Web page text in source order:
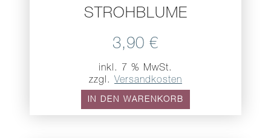
STROHBLUME
3,90 €
inkl. 7 % MwSt.
zzgl. Versandkosten
IN DEN WARENKORB